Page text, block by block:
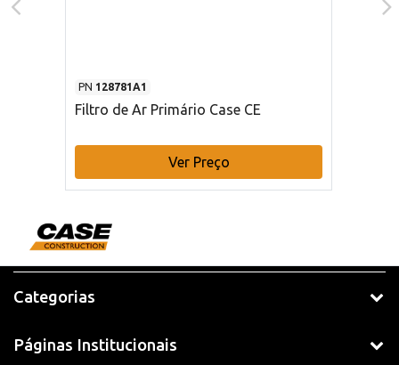
PN 128781A1
Filtro de Ar Primário Case CE
Ver Preço
Categorias
Páginas Institucionais